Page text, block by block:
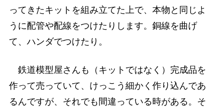
ってきたキットを組み立てた上で、本物と同じよ
うに配管や配線をつけたりします。銅線を曲げ
て、ハンダでつけたり。
鉄道模型屋さんも（キットではなく）完成品を
作って売っていて、けっこう細かく作り込んであ
るんですが、それでも間違っている時がある。そ